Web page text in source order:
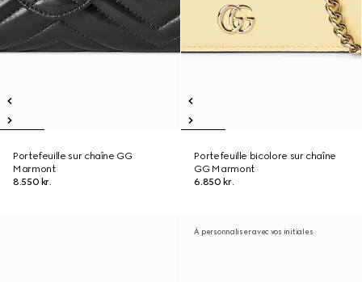
Portefeuille sur chaîne GG
Marmont
8.550 kr.
Portefeuille bicolore sur chaîne
GG Marmont
6.850 kr.
À personnaliser avec vos initiales